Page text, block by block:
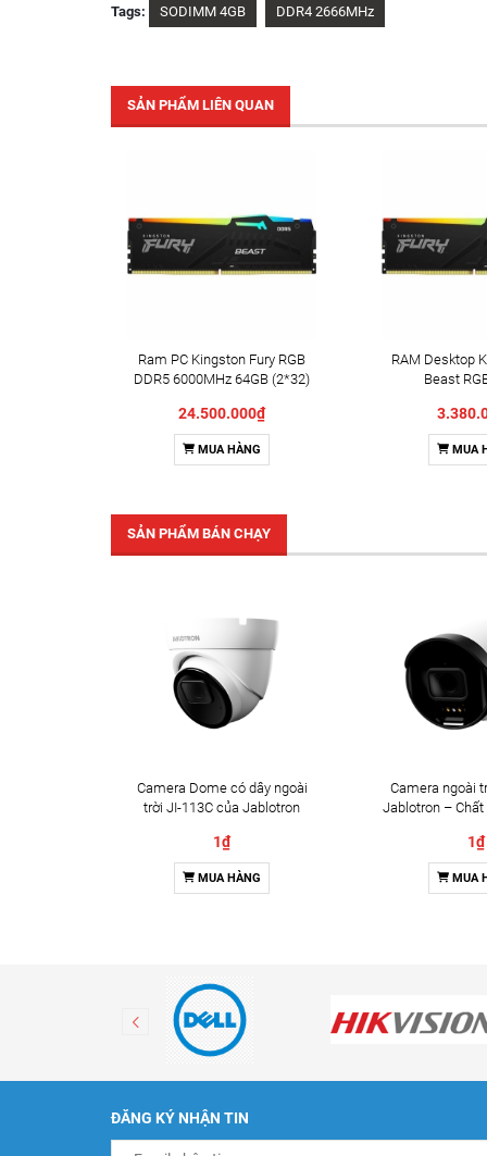
Tags: SODIMM 4GB DDR4 2666MHz
SẢN PHẨM LIÊN QUAN
Ram PC Kingston Fury RGB
DDR5 6000MHz 64GB (2*32)
24.500.000₫
MUA HÀNG
RAM Desktop
Beast
32/
32GB
MUA
SẢN PHẨM BÁN CHẠY
Camera Dome có dây ngoài
trời JI-113C của Jablotron
1₫
MUA HÀNG
Camera ngoài
Jablotron –
1₫
MUA
ĐĂNG KÝ NHẬN TIN